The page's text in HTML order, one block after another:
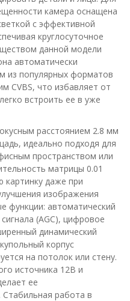
камера оснащена
с эффективной
круглосуточное
данной модели
автоматически
из популярных форматов
CVBS, что избавляет от
встроить ее в уже
расстоянием 2.8 мм
идеально подходя для
пространством или
матрицы 0.01
картинку даже при
изображения
функции: автоматический
(AGC), цифровое
динамический
корпус
на потолок или стену.
источника 12В и
ее
работа в